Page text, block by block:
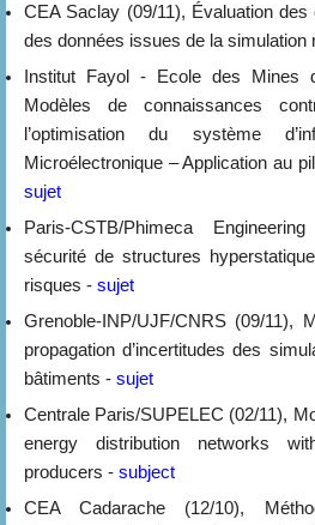
CEA Saclay (09/11), Évaluation
des données issues de la simulation
Institut Fayol - Ecole des Mines
Modèles de connaissances
l’optimisation du système
Microélectronique – Application au
sujet
Paris-CSTB/Phimeca
sécurité de structures
risques - sujet
Grenoble-INP/UJF/CNRS (09/11),
propagation d’incertitudes des
bâtiments - sujet
Centrale Paris/SUPELEC (02/11),
energy distribution networks
producers - subject
CEA Cadarache (12/10),